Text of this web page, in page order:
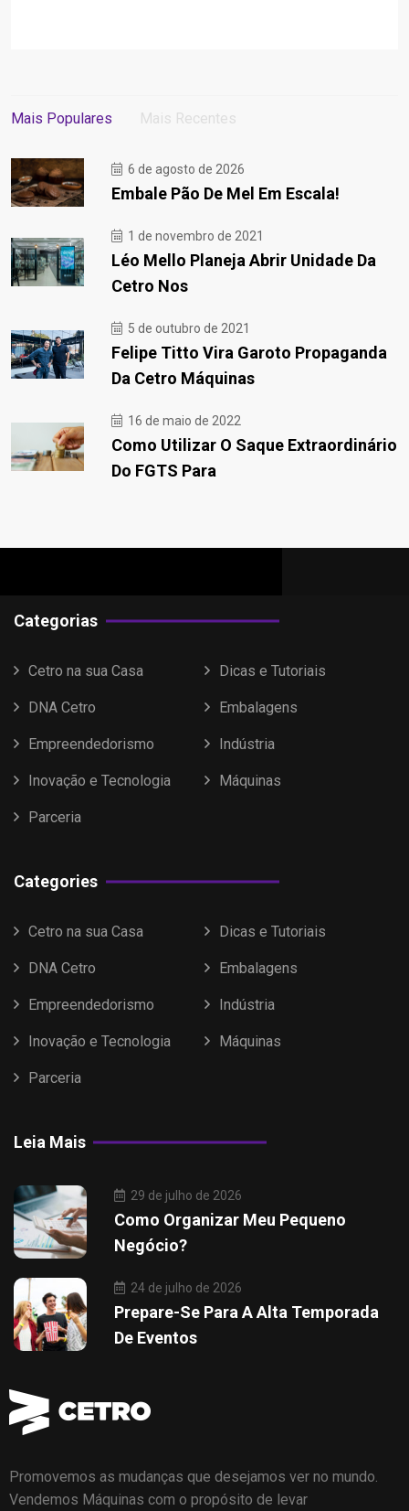
Mais Populares Mais Recentes
6 de agosto de 2026
Embale Pão De Mel Em Escala!
1 de novembro de 2021
Léo Mello Planeja Abrir Unidade Da
Cetro Nos
5 de outubro de 2021
Felipe Titto Vira Garoto Propaganda
Da Cetro Máquinas
16 de maio de 2022
Como Utilizar O Saque Extraordinário
Do FGTS Para
Categorias
Cetro na sua Casa Dicas e Tutoriais
DNA Cetro Embalagens
Empreendedorismo Indústria
Inovação e Tecnologia Máquinas
Parceria
Categories
Cetro na sua Casa Dicas e Tutoriais
DNA Cetro Embalagens
Empreendedorismo Indústria
Inovação e Tecnologia Máquinas
Parceria
Leia Mais
29 de julho de 2026
Como Organizar Meu Pequeno
Negócio?
24 de julho de 2026
Prepare-Se Para A Alta Temporada
De Eventos
Promovemos as mudanças que desejamos ver no mundo.
Vendemos Máquinas com o propósito de levar